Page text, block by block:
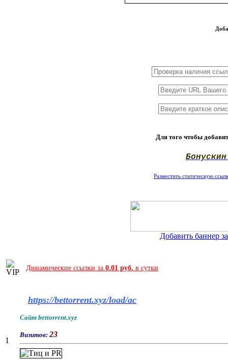
Для того чтобы
Разместить статическую
Добавить баннер
Динамические ссылки за 0.01 руб. в сутки
1
https://bettorrent.xyz/load/ac
Сайт bettorrent.xyz
Визитов: 23